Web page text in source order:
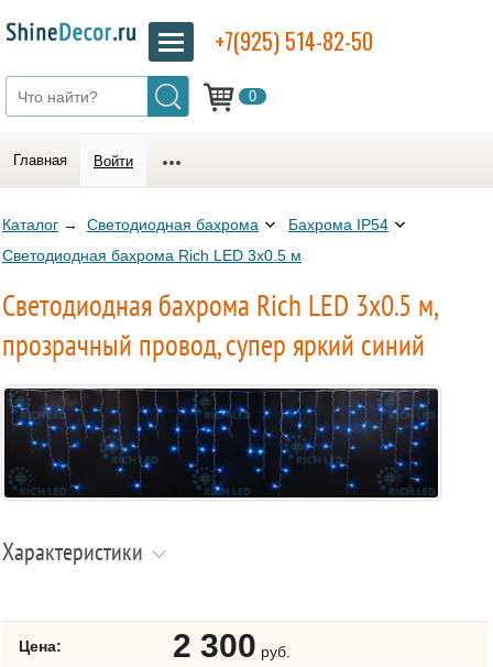
0
+7(925) 514-82-50
Главная Войти
Каталог → Светодиодная бахрома
Бахрома IP54
Светодиодная бахрома Rich LED 3х0.5 м
Светодиодная бахрома Rich LED 3х0.5 м,
прозрачный провод, супер яркий синий
Характеристики
Цена: 2 300 руб.